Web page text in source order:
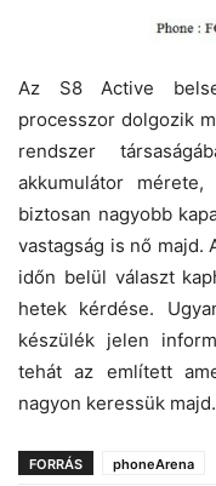
Az S8 Active
processzor dolgozik
rendszer
akkumulátor
biztosan nagyobb
vastagság is nő majd.
időn belül választ
hetek kérdése.
készülék jelen
tehát az említett
nagyon keressük majd.
FORRÁS phoneArena